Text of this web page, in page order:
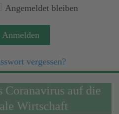
Angemeldet bleiben
Anmelden
vergessen?
Coranavirus auf die
Wirtschaft